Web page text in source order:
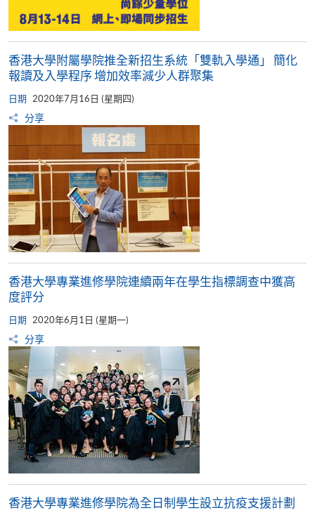
香港大學附屬學院推全新招生系統「雙軌入學通」 簡化
報讀及入學程序 增加效率減少人群聚集
日期 2020年7月16日 (星期四)
分享
香港大學專業進修學院連續兩年在學生指標調查中獲高
度評分
日期 2020年6月1日 (星期一)
分享
香港大學專業進修學院為全日制學生設立抗疫支援計劃